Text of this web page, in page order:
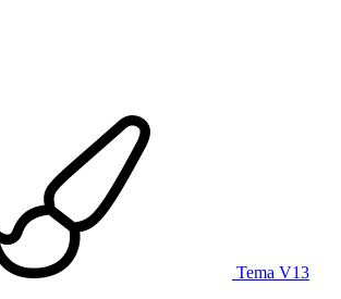
Tema V13